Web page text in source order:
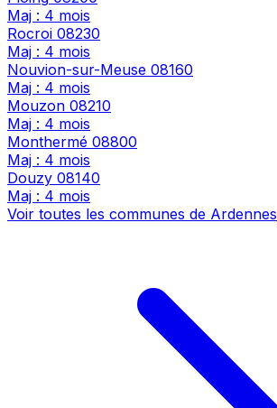
Maj : 4 mois
Rocroi 08230
Maj : 4 mois
Nouvion-sur-Meuse 08160
Maj : 4 mois
Mouzon 08210
Maj : 4 mois
Monthermé 08800
Maj : 4 mois
Douzy 08140
Maj : 4 mois
Voir toutes les communes de Ardennes